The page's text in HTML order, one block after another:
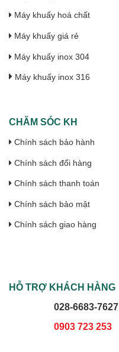
Máy khuấy hoá chất
Máy khuấy giá rẻ
Máy khuấy inox 304
Máy khuấy inox 316
CHĂM SÓC KH
Chính sách bảo hành
Chính sách đổi hàng
Chính sách thanh toán
Chính sách bảo mật
Chính sách giao hàng
HỖ TRỢ KHÁCH HÀNG
028-6683-7627
0903 723 253